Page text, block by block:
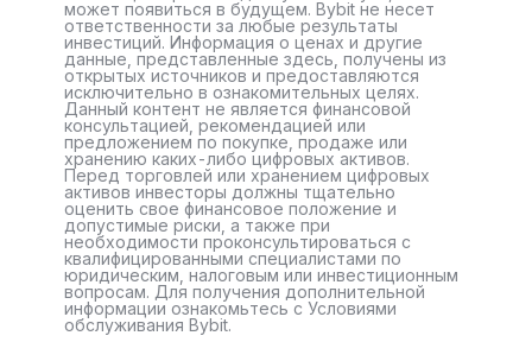
может появиться в будущем. Bybit не несет
ответственности за любые результаты
инвестиций. Информация о ценах и другие
данные, представленные здесь, получены из
открытых источников и предоставляются
исключительно в ознакомительных целях.
Данный контент не является финансовой
консультацией, рекомендацией или
предложением по покупке, продаже или
хранению каких-либо цифровых активов.
Перед торговлей или хранением цифровых
активов инвесторы должны тщательно
оценить свое финансовое положение и
допустимые риски, а также при
необходимости проконсультироваться с
квалифицированными специалистами по
юридическим, налоговым или инвестиционным
вопросам. Для получения дополнительной
информации ознакомьтесь с Условиями
обслуживания Bybit.